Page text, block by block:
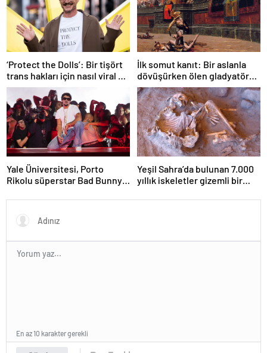
‘Protect the Dolls’: Bir tişört
trans hakları için nasıl viral bir
sembol haline geldi?
İlk somut kanıt: Bir aslanla
dövüşürken ölen gladyatörün
iskeleti bulundu
Yale Üniversitesi, Porto
Rikolu süperstar Bad Bunny
Yeşil Sahra’da bulunan 7.000
yıllık iskeletler gizemli bir
En az 10 karakter gerekli